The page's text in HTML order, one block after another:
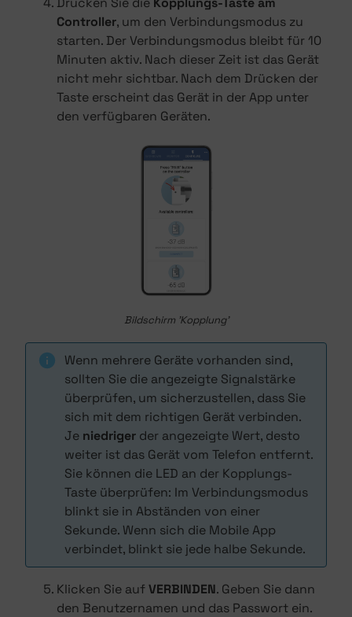
Controller, um den Verbindungsmodus zu
starten. Der Verbindungsmodus bleibt für 10
Minuten aktiv. Nach dieser Zeit ist das Gerät
nicht mehr sichtbar. Nach dem Drücken der
Taste erscheint das Gerät in der App unter
den verfügbaren Geräten.
Bildschirm 'Kopplung'
Wenn mehrere Geräte vorhanden sind,
sollten Sie die angezeigte Signalstärke
überprüfen, um sicherzustellen, dass Sie
sich mit dem richtigen Gerät verbinden.
Je niedriger der angezeigte Wert, desto
weiter ist das Gerät vom Telefon entfernt.
Sie können die LED an der Kopplungs-
Taste überprüfen: Im Verbindungsmodus
blinkt sie in Abständen von einer
Sekunde. Wenn sich die Mobile App
verbindet, blinkt sie jede halbe Sekunde.
Klicken Sie aufVERBINDEN. Geben Sie dann
den Benutzernamen und das Passwort ein.